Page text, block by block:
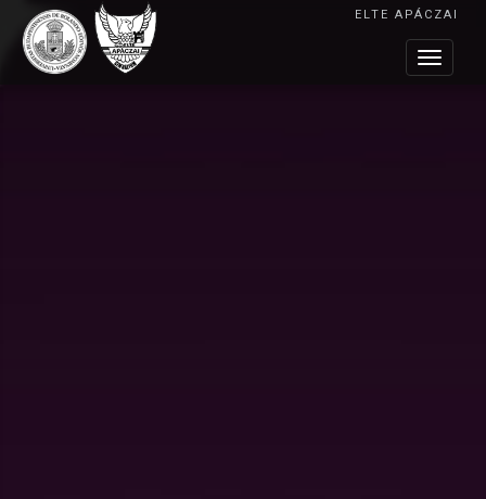
ELTE APÁCZAI